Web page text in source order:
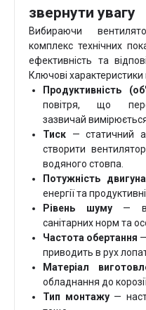
звернути увагу
Вибираючи
комплекс технічних
ефективність та
Ключові характеристики
Продуктивність
повітря, що
зазвичай
Тиск — статичний
створити
водяного стовпа.
Потужність двигуна
енергії та
Рівень шуму—
санітарних норм та
Частота обертання
приводить в рух
Матеріал
обладнання до
Тип монтажу—